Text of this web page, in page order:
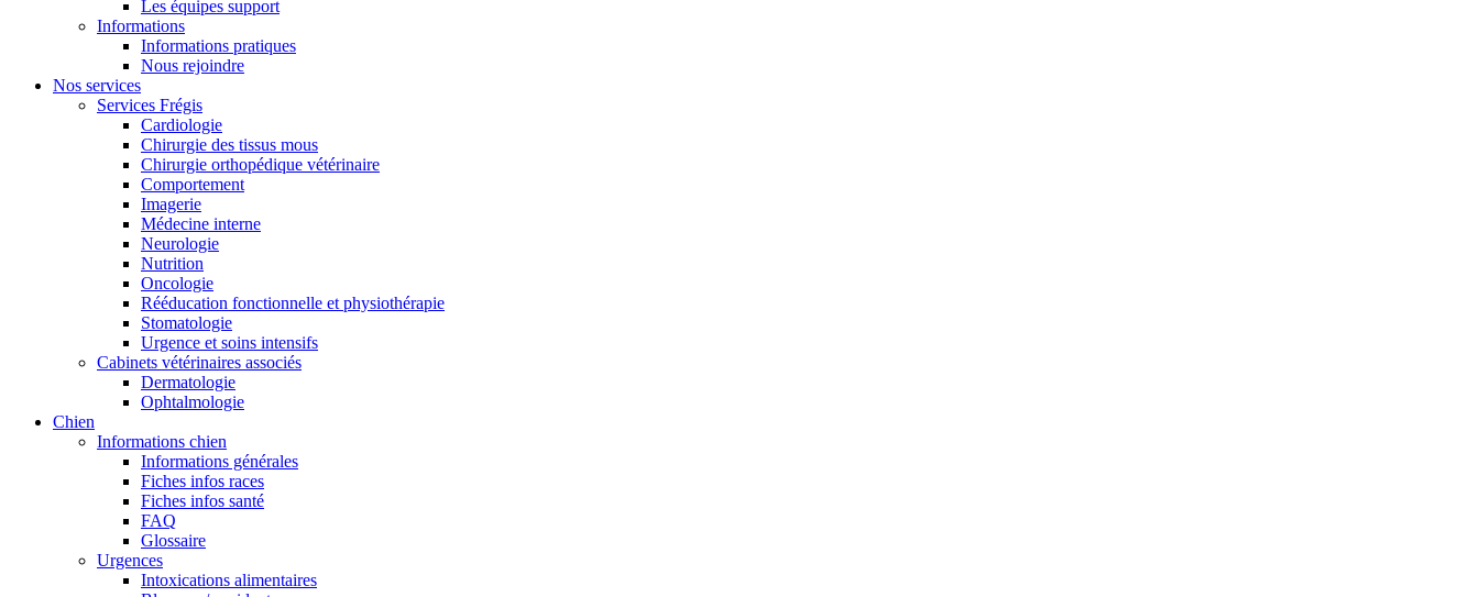
Les équipes support
Informations
Informations pratiques
Nous rejoindre
Nos services
Services Frégis
Cardiologie
Chirurgie des tissus mous
Chirurgie orthopédique vétérinaire
Comportement
Imagerie
Médecine interne
Neurologie
Nutrition
Oncologie
Rééducation fonctionnelle et physiothérapie
Stomatologie
Urgence et soins intensifs
Cabinets vétérinaires associés
Dermatologie
Ophtalmologie
Chien
Informations chien
Informations générales
Fiches infos races
Fiches infos santé
FAQ
Glossaire
Urgences
Intoxications alimentaires